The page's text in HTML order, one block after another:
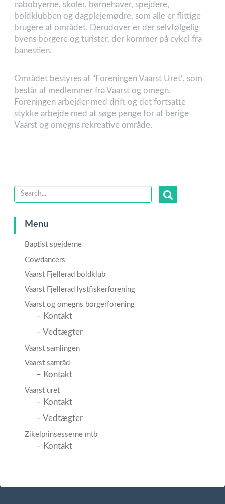
nabobyerne, skoler, børnehaver, spejdere,
boldklubben og dagplejemødre, som alle er flittige
brugere af området. Derudover er der selvfølgelig
byens borgere og turister, der kommer på cykel fra
banestien.
Området bestyres af “Foreningen Vaarst Uret”, som
består af medlemmer fra Vaarst og omegn.
Foreningen arbejder med drift og det fortsatte
stykke arbejde med at søge penge for at berige
Vaarst og omegns rekreative område.
Menu
Baptist spejderne
Cowdancers
Vaarst Fjellerad boldklub
Vaarst Fjellerad lystfiskerforening
Vaarst og omegns borgerforening
– Kontakt
– Vedtægter
Vaarst samlingen
Vaarst samråd
– Kontakt
Vaarst uret
– Kontakt
– Vedtægter
Zikelprinsesserne mtb
– Kontakt